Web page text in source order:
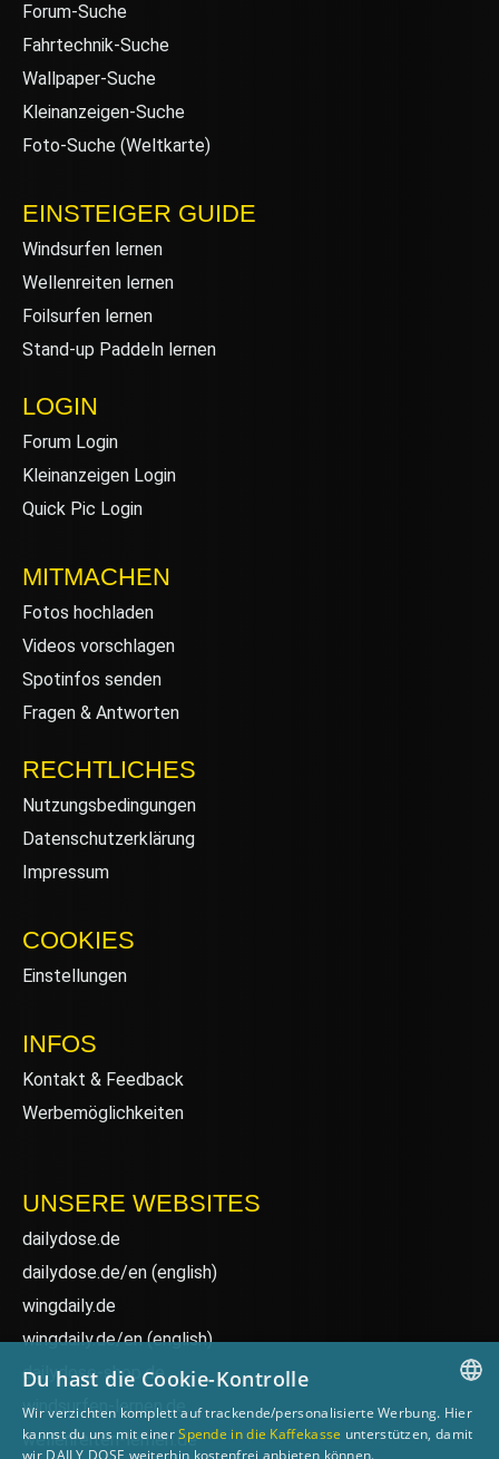
Forum-Suche
Fahrtechnik-Suche
Wallpaper-Suche
Kleinanzeigen-Suche
Foto-Suche (Weltkarte)
EINSTEIGER GUIDE
Windsurfen lernen
Wellenreiten lernen
Foilsurfen lernen
Stand-up Paddeln lernen
LOGIN
Forum Login
Kleinanzeigen Login
Quick Pic Login
MITMACHEN
Fotos hochladen
Videos vorschlagen
Spotinfos senden
Fragen & Antworten
RECHTLICHES
Nutzungsbedingungen
Datenschutzerklärung
Impressum
COOKIES
Einstellungen
INFOS
Kontakt & Feedback
Werbemöglichkeiten
UNSERE WEBSITES
dailydose.de
dailydose.de/en (english)
wingdaily.de
wingdaily.de/en(english)
dailydose-shop.de
windsurfen-lernen.de
wellenreiten-lernen.de
GERMAN
Du hast die Cookie-Kontrolle
Wir verzichten komplett auf trackende/personalisierte Werbung. Hier
kannst du uns mit einerSpende in die Kaffekasse unterstützen, damit
wir DAILY DOSE weiterhin kostenfrei anbieten können.